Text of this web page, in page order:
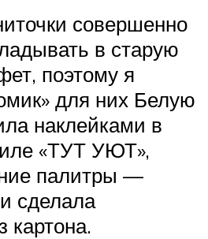
совершенно
в старую
поэтому я
для них Белую
наклейками в
«ТУТ УЮТ»,
палитры —
сделала
картона.